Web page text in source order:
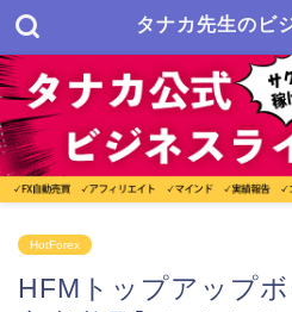
タナカ先生のビ
HotForex
HFMトップアップ